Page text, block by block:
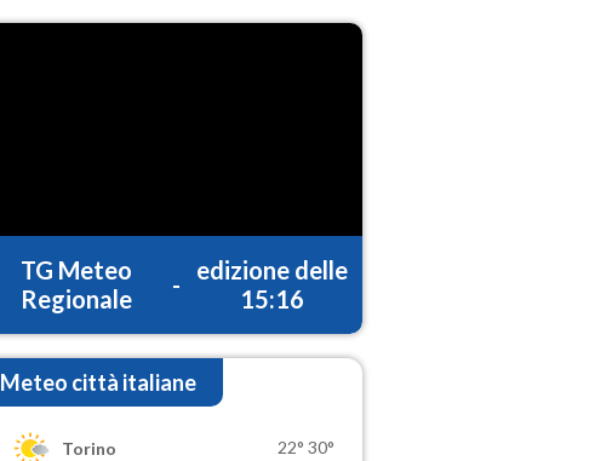
TG Meteo
Regionale
-
edizione delle
15:16
Meteo città italiane
Torino 22° 30°